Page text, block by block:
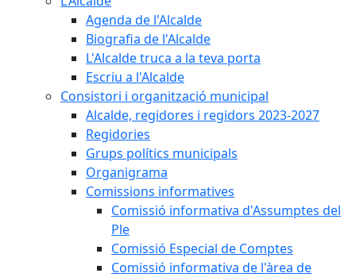
Agenda de l'Alcalde
Biografia de l'Alcalde
L'Alcalde truca a la teva porta
Escriu a l'Alcalde
Consistori i organització municipal
Alcalde, regidores i regidors 2023-2027
Regidories
Grups polítics municipals
Organigrama
Comissions informatives
Comissió informativa d'Assumptes del
Ple
Comissió Especial de Comptes
Comissió informativa de l'àrea de